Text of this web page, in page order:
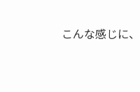
こんな感じに、